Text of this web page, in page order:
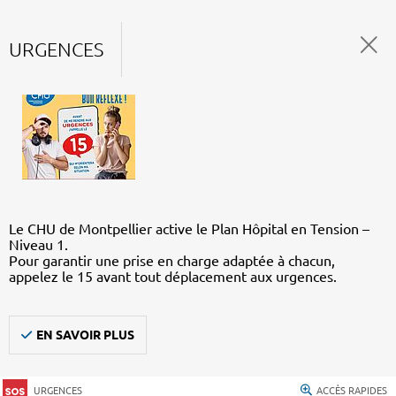
URGENCES
Le CHU de Montpellier active le Plan Hôpital en Tension –
Niveau 1.
Pour garantir une prise en charge adaptée à chacun,
appelez le 15 avant tout déplacement aux urgences.
EN SAVOIR PLUS
URGENCES ACCÈS RAPIDES